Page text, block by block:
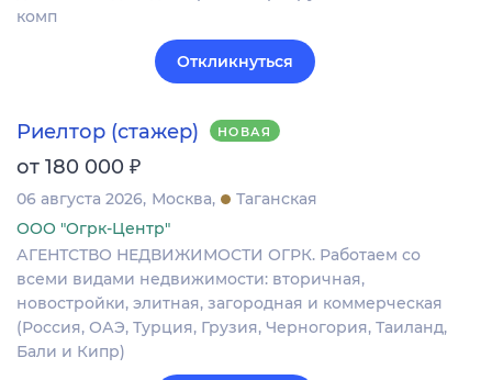
комп
Откликнуться
Риелтор (стажер) НОВАЯ
от 180 000 ₽
06 августа 2026 Москва
Таганская
ООО "Огрк-Центр"
АГЕНТСТВО НЕДВИЖИМОСТИ ОГРК. Работаем со
всеми видами недвижимости: вторичная,
новостройки, элитная, загородная и коммерческая
(Россия, ОАЭ, Турция, Грузия, Черногория, Таиланд,
Бали и Кипр)